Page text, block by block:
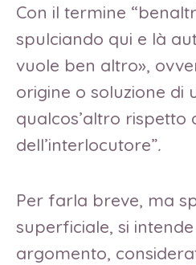
Con il termine
spulciando qui e là
vuole ben altro»,
origine o soluzione di
qualcos’altro rispetto
dell’interlocutore”.
Per farla breve, ma
superficiale, si
argomento,